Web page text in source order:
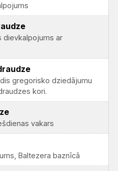
dievkalpojums ar
gregorisko dziedājumu
kori.
vakars
Baltezera baznīcā